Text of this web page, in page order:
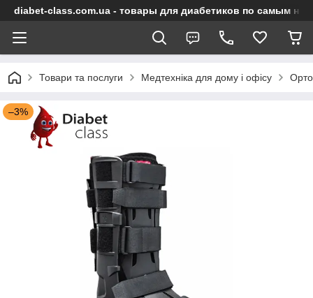
diabet-class.com.ua - товары для диабетиков по самым
Товари та послуги Медтехніка для дому і офісу
–3%